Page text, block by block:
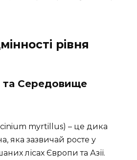
рівня
та Середовище
myrtillus) – це дика
яка зазвичай росте у
лісах Європи та Азії.